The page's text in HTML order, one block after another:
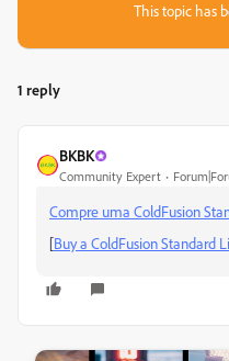
This topic has
1 reply
BKBK
Community Expert
Compre uma ColdFusion
[Buy a ColdFusion Standard